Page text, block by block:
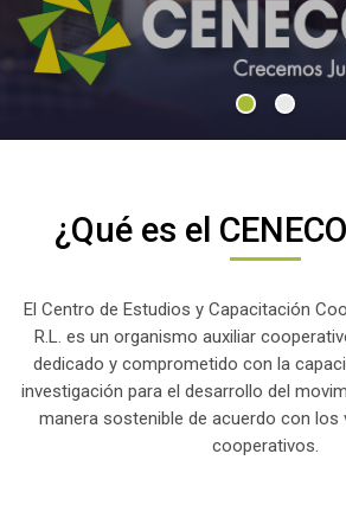
¿Qué es el
El Centro de Estudios y Capacitación
R.L. es un organismo auxiliar
dedicado y comprometido con la
investigación para el desarrollo del
manera sostenible de acuerdo con los
cooperativos.